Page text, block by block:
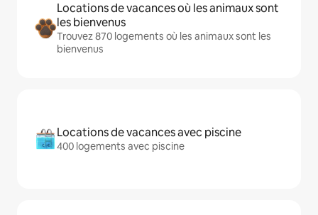
Locations de vacances où les animaux sont
les bienvenus
Trouvez 870 logements où les animaux sont les
bienvenus
Locations de vacances avec piscine
400 logements avec piscine